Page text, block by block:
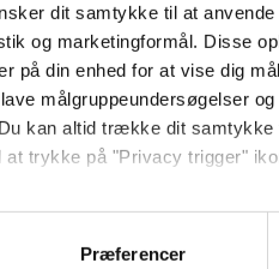
dit samtykke til at
og marketingformål. Disse
på din enhed for at vise dig
målgruppeundersøgelser
kan altid trække dit
trykke på "Privacy trigger"
gerne:
om din placering, der
Præferencer
personer
på 140 m2 med egen
beliggende blot 400